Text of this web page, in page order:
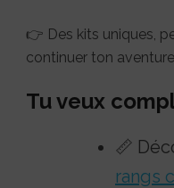
👉 Des kits uniques,
continuer ton
Tu veux
📏
rangs